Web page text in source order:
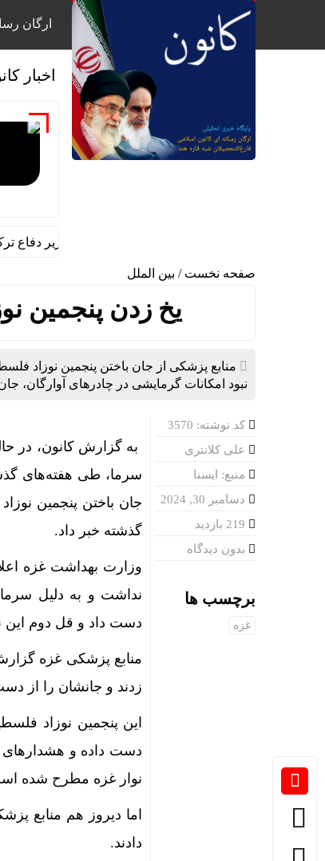
ارگان
اخبار
گفت‌وگوی تلفنی سردار ابن‌الرضا با وزیر دفاع ترکیه
صفحه نخست / بین الملل
یخ زدن پنجمین
منابع پزشکی از جان باختن پنجمین نوزاد
نبود امکانات گرمایشی در چادرهای آوارگان،
کد نوشته: 3570
علی کلانتری
منبع: ایسنا
دسامبر 30, 2024
بدون دیدگاه
برچسب ها
غزه
به گزارش کانون، در
سرما، طی هفته‌های
جان باختن پنجمین
گذشته خبر داد.
وزارت بهداشت غزه
نداشت و به دلیل
دست داد و قل دوم این
زدند و جانشان را از
این پنجمین نوزاد
دست داده و هشدارهای
نوار غزه مطرح شده
اما دیروز هم منابع
دادند.